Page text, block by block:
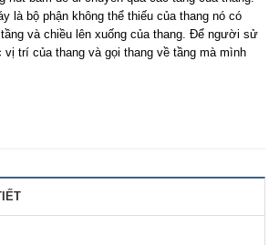
là bộ phận không thể thiếu của thang nó có
và chiều lên xuống của thang. Để người sử
trí của thang và gọi thang về tầng mà mình